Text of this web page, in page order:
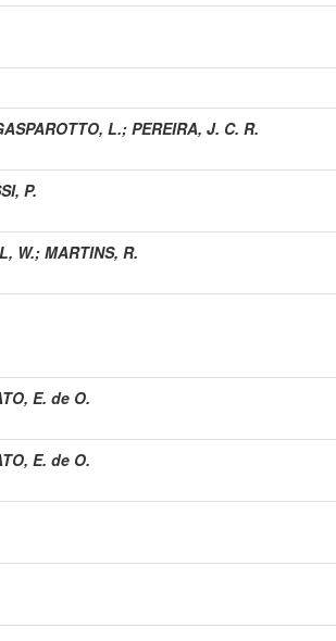
L.; PEREIRA, J. C. R.
P.
W.; MARTINS, R.
E. de O.
E. de O.